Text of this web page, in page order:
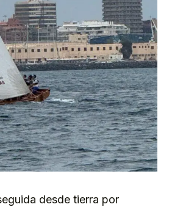
desde tierra por